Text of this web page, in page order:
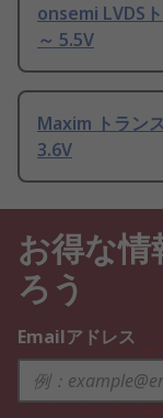
onsemi LVDS
～ 5.5V
Maxim トラン
3.6V
お得な
ろう
Emailアドレス